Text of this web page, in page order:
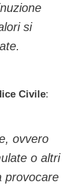
si
Civile:
ovvero
o altri
provocare